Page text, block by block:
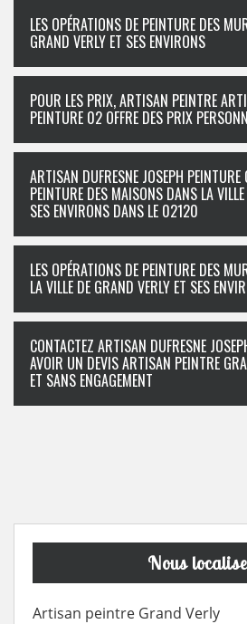
LES OPÉRATIONS DE PEINTURE DES
GRAND VERLY ET SES ENVIRONS
POUR LES PRIX, ARTISAN PEINTRE
PEINTURE 02 OFFRE DES PRIX
ARTISAN DUFRESNE JOSEPH
PEINTURE DES MAISONS DANS LA
SES ENVIRONS DANS LE 02120
LES OPÉRATIONS DE PEINTURE DES
LA VILLE DE GRAND VERLY ET SES
CONTACTEZ ARTISAN DUFRESNE
AVOIR UN DEVIS ARTISAN PEINTRE
ET SANS ENGAGEMENT
Nous
Artisan peintre Grand Verly